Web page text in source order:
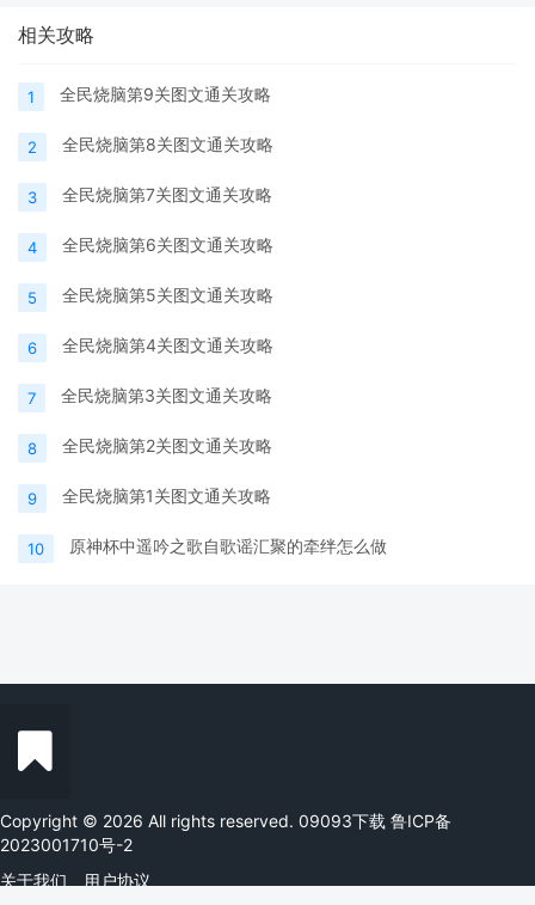
相关攻略
1 全民烧脑第9关图文通关攻略
2 全民烧脑第8关图文通关攻略
3 全民烧脑第7关图文通关攻略
4 全民烧脑第6关图文通关攻略
5 全民烧脑第5关图文通关攻略
6 全民烧脑第4关图文通关攻略
7 全民烧脑第3关图文通关攻略
8 全民烧脑第2关图文通关攻略
9 全民烧脑第1关图文通关攻略
10 原神杯中遥吟之歌自歌谣汇聚的牵绊怎么做
Copyright © 2026 All rights reserved. 09093下载 鲁ICP备
2023001710号-2
关于我们
用户协议